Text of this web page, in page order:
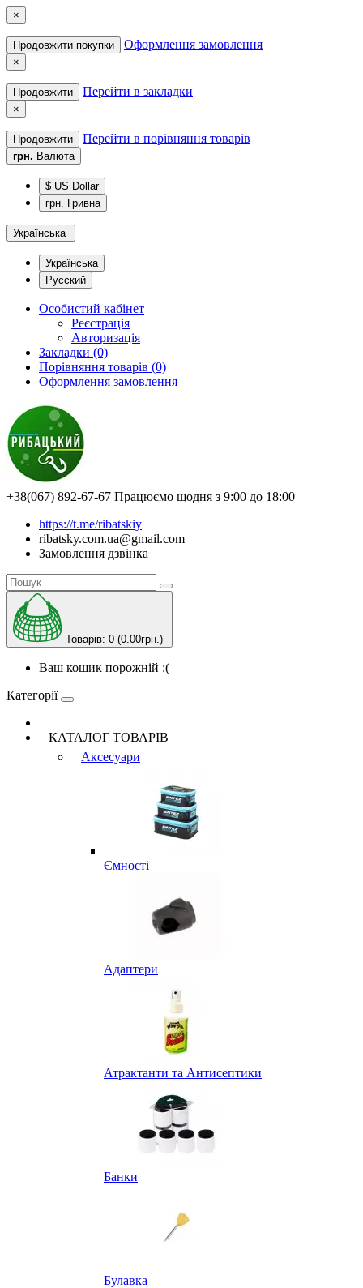
×
Продовжити покупки Оформлення замовлення
×
Продовжити Перейти в закладки
×
Продовжити Перейти в порівняння товарів
грн. Валюта
$ US Dollar
грн. Гривна
Українська
Українська
Русский
Особистий кабінет
Реєстрація
Авторизація
Закладки (0)
Порівняння товарів (0)
Оформлення замовлення
+38(067) 892-67-67 Працюємо щодня з 9:00 до 18:00
https://t.me/ribatskiy
ribatsky.com.ua@gmail.com
Замовлення дзвінка
Товарів: 0 (0.00грн.)
Ваш кошик порожній :(
Категорії
КАТАЛОГ ТОВАРІВ
Аксесуари
Ємності
Адаптери
Атрактанти та Антисептики
Банки
Булавка